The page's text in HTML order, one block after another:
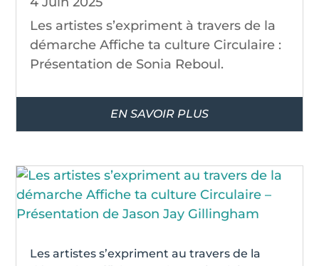
Les artistes s’expriment à travers de la
démarche Affiche ta culture Circulaire :
Présentation de Sonia Reboul.
EN SAVOIR PLUS
Les artistes s’expriment au travers de la